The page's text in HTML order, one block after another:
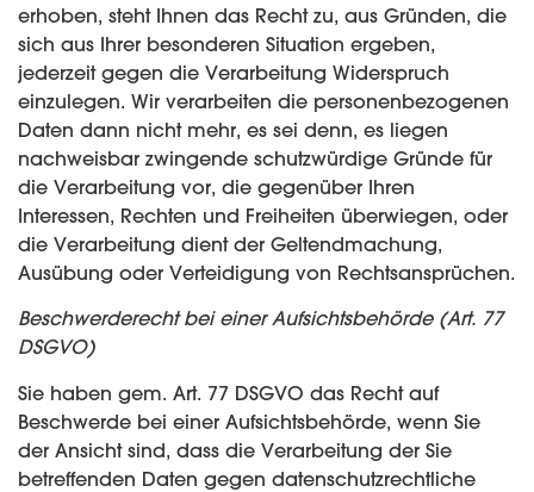
erhoben, steht Ihnen das Recht zu, aus Gründen, die
sich aus Ihrer besonderen Situation ergeben,
jederzeit gegen die Verarbeitung Widerspruch
einzulegen. Wir verarbeiten die personenbezogenen
Daten dann nicht mehr, es sei denn, es liegen
nachweisbar zwingende schutzwürdige Gründe für
die Verarbeitung vor, die gegenüber Ihren
Interessen, Rechten und Freiheiten überwiegen, oder
die Verarbeitung dient der Geltendmachung,
Ausübung oder Verteidigung von Rechtsansprüchen.
Beschwerderecht bei einer Aufsichtsbehörde (Art. 77
DSGVO)
Sie haben gem. Art. 77 DSGVO das Recht auf
Beschwerde bei einer Aufsichtsbehörde, wenn Sie
der Ansicht sind, dass die Verarbeitung der Sie
betreffenden Daten gegen datenschutzrechtliche